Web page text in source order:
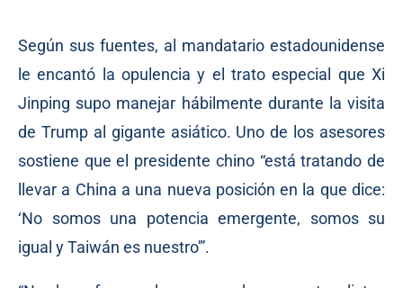
Según sus fuentes, al mandatario estadounidense
le encantó la opulencia y el trato especial que Xi
Jinping supo manejar hábilmente durante la visita
de Trump al gigante asiático. Uno de los asesores
sostiene que el presidente chino “está tratando de
llevar a China a una nueva posición en la que dice:
‘No somos una potencia emergente, somos su
igual y Taiwán es nuestro'”.